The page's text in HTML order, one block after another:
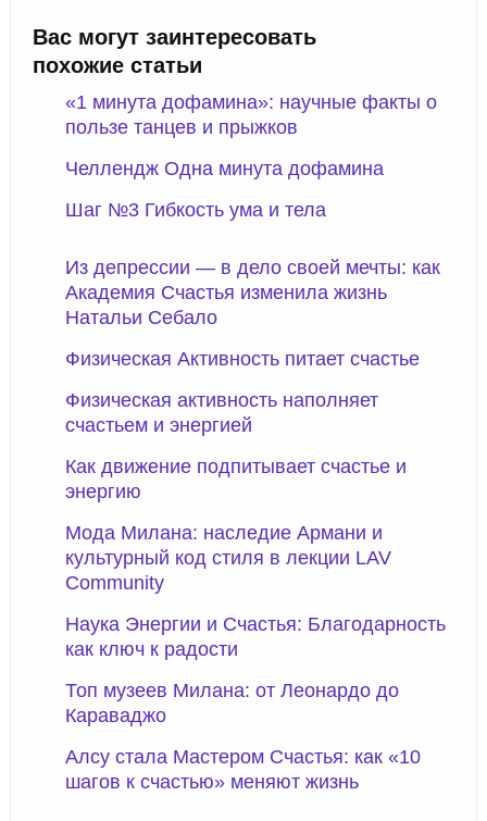
Вас могут заинтересовать
похожие статьи
«1 минута дофамина»: научные факты о
пользе танцев и прыжков
Челлендж Одна минута дофамина
Шаг №3 Гибкость ума и тела
Из депрессии — в дело своей мечты: как
Академия Счастья изменила жизнь
Натальи Себало
Физическая Активность питает счастье
Физическая активность наполняет
счастьем и энергией
Как движение подпитывает счастье и
энергию
Мода Милана: наследие Армани и
культурный код стиля в лекции LAV
Community
Наука Энергии и Счастья: Благодарность
как ключ к радости
Топ музеев Милана: от Леонардо до
Караваджо
Алсу стала Мастером Счастья: как «10
шагов к счастью» меняют жизнь